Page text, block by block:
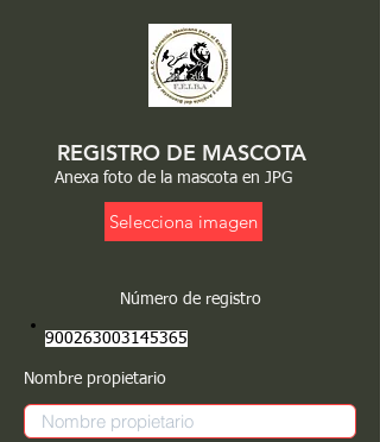
REGISTRO DE MASCOTA
Anexa foto de la mascota en JPG
Selecciona imagen
Número de registro
900263003145365
Nombre propietario